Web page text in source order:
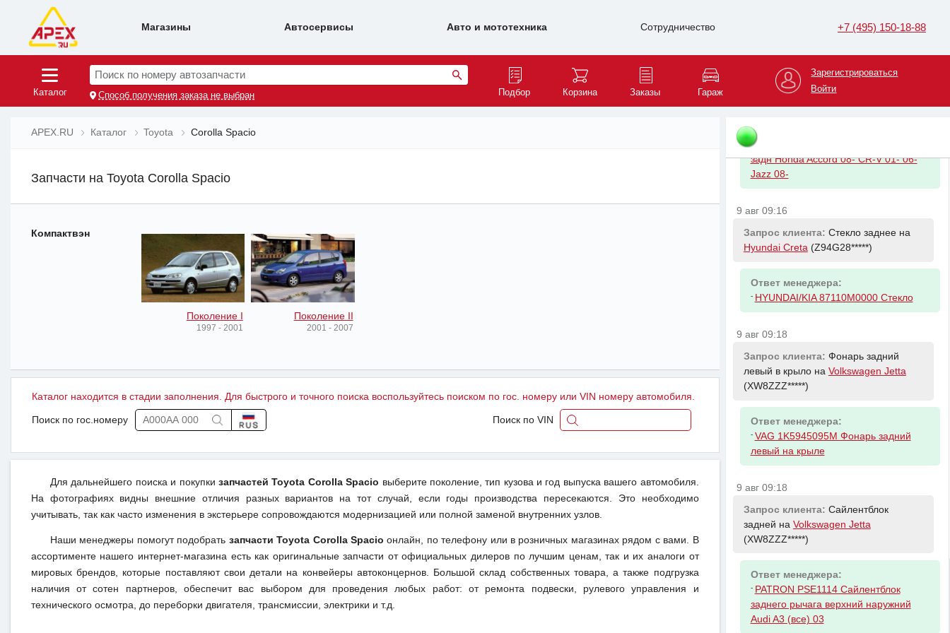
Магазины Автосервисы Авто и мототехника Сотрудничество +7 (495) 150-18-88
Каталог
Поиск по номеру автозапчасти
Способ получения заказа не выбран Подбор Корзина Заказы Гараж
Зарегистрироваться
Войти
APEX.RU Каталог Toyota Corolla Spacio
Запчасти на Toyota Corolla Spacio
Компактвэн
Поколение I
1997 - 2001
Поколение II
2001 - 2007
Каталог находится в стадии заполнения. Для быстрого и точного поиска воспользуйтесь поиском по гос. номеру или VIN номеру автомобиля.
Поиск по гос.номеру Поиск по VIN
Для дальнейшего поиска и покупки запчастей Toyota Corolla Spacio выберите поколение, тип кузова и год выпуска вашего автомобиля.
На фотографиях видны внешние отличия разных вариантов на тот случай, если годы производства пересекаются. Это необходимо
учитывать, так как часто изменения в экстерьере сопровождаются модернизацией или полной заменой внутренних узлов.
Наши менеджеры помогут подобрать запчасти Toyota Corolla Spacio онлайн, по телефону или в розничных магазинах рядом с вами. В
ассортименте нашего интернет-магазина есть как оригинальные запчасти от официальных дилеров по лучшим ценам, так и их аналоги от
мировых брендов, которые поставляют свои детали на конвейеры автоконцернов. Большой склад собственных товара, а также подгрузка
наличия от сотен партнеров, обеспечит вас выбором для проведения любых работ: от ремонта подвески, рулевого управления и
технического осмотра, до переборки двигателя, трансмиссии, электрики и т.д.
задние наHonda Crosstour
(1HGTF3*****)
Ответ менеджера:
-HONDA 43022TP6A00 Колодки торм
задн Honda Accord 08- CR-V 01- 06-
Jazz 08-
9 авг 09:16
Запрос клиента: Стекло заднее на
Hyundai Creta (Z94G28*****)
Ответ менеджера:
- HYUNDAI/KIA 87110M0000 Стекло
9 авг 09:18
Запрос клиента: Фонарь задний
левый в крыло на Volkswagen Jetta
(XW8ZZZ*****)
Ответ менеджера:
- VAG 1K5945095M Фонарь задний
левый на крыле
9 авг 09:18
Запрос клиента: Сайлентблок
задней на Volkswagen Jetta
(XW8ZZZ*****)
Ответ менеджера:
- PATRON PSE1114 Сайлентблок
заднего рычага верхний наружний
Audi A3 (все) 03